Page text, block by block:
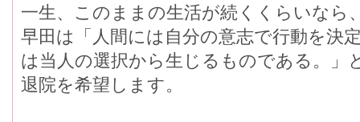
一生、このままの生活が続くくらいなら
早田は「人間には自分の意志で行動を決
は当人の選択から生じるものである。」
退院を希望します。